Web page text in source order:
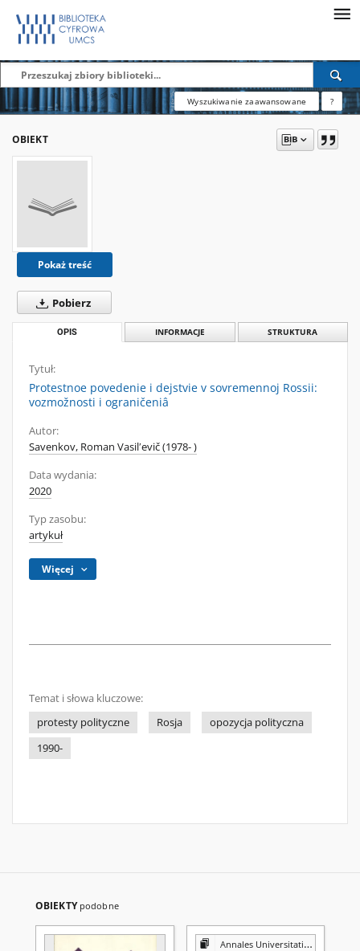
Wyszukiwanie zaawansowane ?
OBIEKT
Pokaż treść
Pobierz
OPIS INFORMACJE STRUKTURA
Tytuł:
Protestnoe povedenie i dejstvie v sovremennoj Rossii:
vozmožnosti i ograničeniâ
Autor:
Savenkov, Roman Vasilʹevič (1978- )
Data wydania:
2020
Typ zasobu:
artykuł
Więcej
Temat i słowa kluczowe:
protesty polityczne
Rosja
opozycja polityczna
1990-
OBIEKTY podobne
Annales Universitatis Mariae Curie-Skłodowska. Sectio K, Politologia